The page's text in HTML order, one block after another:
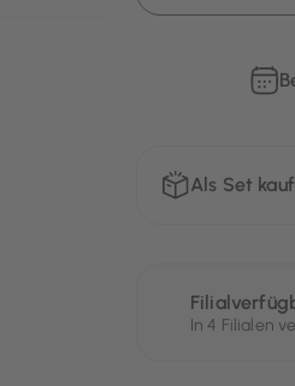
Als Set
In 4 Filialen